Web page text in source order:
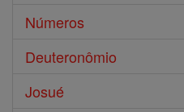
Números
Deuteronômio
Josué